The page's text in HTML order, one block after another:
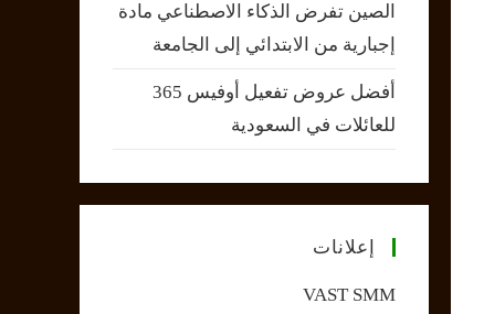
الصين تفرض الذكاء الاصطناعي مادة
إجبارية من الابتدائي إلى الجامعة
أفضل عروض تفعيل أوفيس 365
للعائلات في السعودية
إعلانات
VAST SMM